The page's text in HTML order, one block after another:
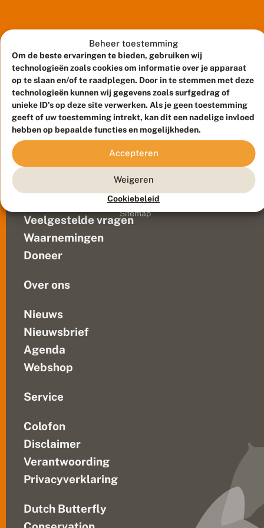
Beheer toestemming
Om de beste ervaringen te bieden, gebruiken wij
technologieën zoals cookies om informatie over je apparaat
op te slaan en/of te raadplegen. Door in te stemmen met deze
technologieën kunnen wij gegevens zoals surfgedrag of
unieke ID's op deze site verwerken. Als je geen toestemming
geeft of uw toestemming intrekt, kan dit een nadelige invloed
hebben op bepaalde functies en mogelijkheden.
Accepteren
Weigeren
Cookiebeleid
leuk
hoor,
maar
ik
kan
ze...
n
e
n
i
s
e
c
h
n
i
e
t
m
willen
tellen,
krijg
je
vaak
de
reactie:
“Ik
vind
ze
heel
hoor,
maar
kan
Veelgestelde vragen
Waarnemingen
Doneer
Over ons
Nieuws
Nieuwsbrief
Agenda
Webshop
Service
Colofon
Disclaimer
Verantwoording
Privacyverklaring
Dutch Butterfly
Meld waarnemingen
© 2026 Vlinderstichting
Blue Field Agency
Privacy
Disclaimer
Sitemap